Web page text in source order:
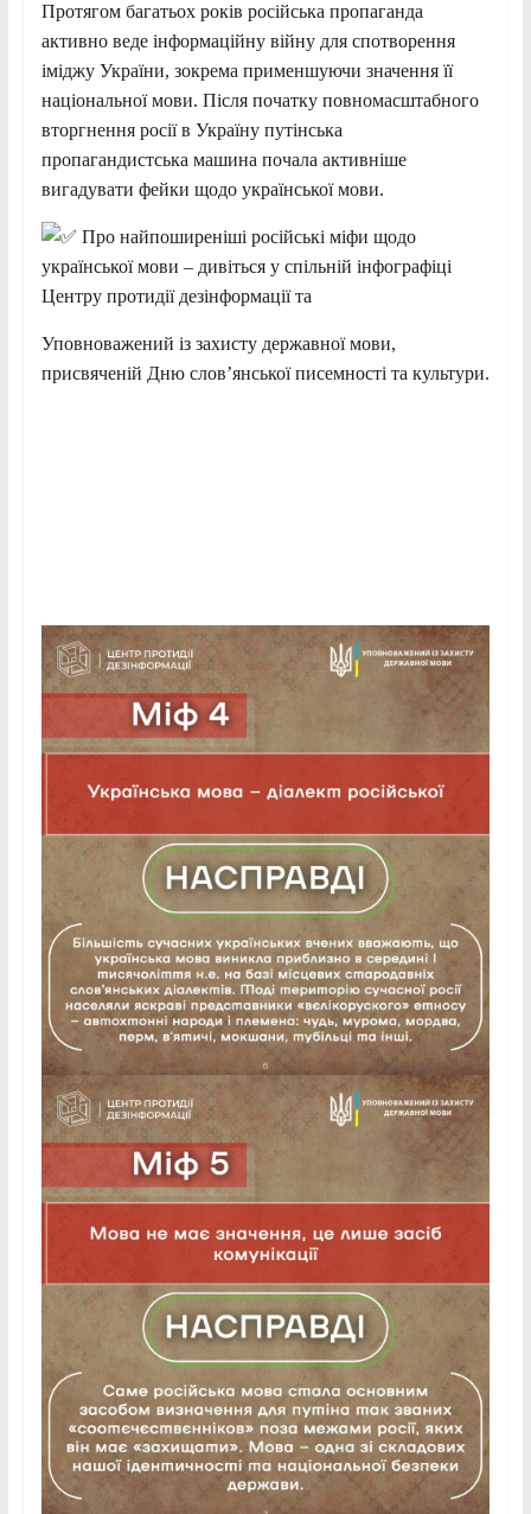
Протягом багатьох років російська пропаганда
активно веде інформаційну війну для спотворення
іміджу України, зокрема применшуючи значення її
національної мови. Після початку повномасштабного
вторгнення росії в Україну путінська
пропагандистська машина почала активніше
вигадувати фейки щодо української мови.
Про найпоширеніші російські міфи щодо
української мови – дивіться у спільній інфографіці
Центру протидії дезінформації та
Уповноважений із захисту державної мови,
присвяченій Дню словʼянської писемності та культури.